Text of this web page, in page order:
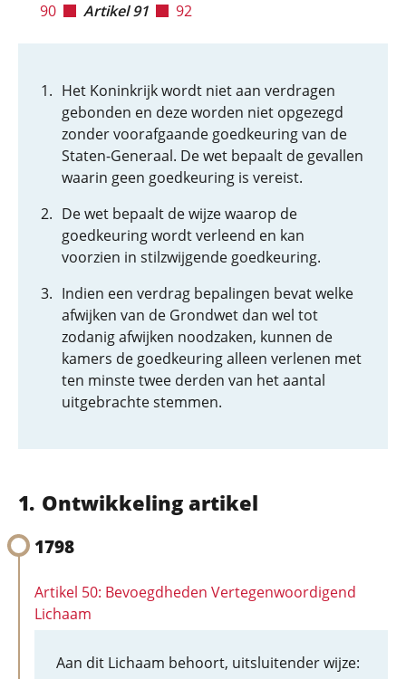
90 Artikel 91 92
Het Koninkrijk wordt niet aan verdragen
gebonden en deze worden niet opgezegd
zonder voorafgaande goedkeuring van de
Staten-Generaal. De wet bepaalt de gevallen
waarin geen goedkeuring is vereist.
De wet bepaalt de wijze waarop de
goedkeuring wordt verleend en kan
voorzien in stilzwijgende goedkeuring.
Indien een verdrag bepalingen bevat welke
afwijken van de Grondwet dan wel tot
zodanig afwijken noodzaken, kunnen de
kamers de goedkeuring alleen verlenen met
ten minste twee derden van het aantal
uitgebrachte stemmen.
Ontwikkeling artikel
1798
Artikel 50: Bevoegdheden Vertegenwoordigend
Lichaam
Aan dit Lichaam behoort, uitsluitender wijze: